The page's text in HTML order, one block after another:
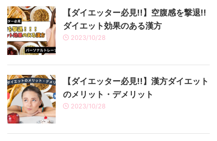
【ダイエッター必見!!】空腹感を撃退!!
ダイエット効果のある漢方
2023/10/28
【ダイエッター必見!!】漢方ダイエット
のメリット・デメリット
2023/10/28